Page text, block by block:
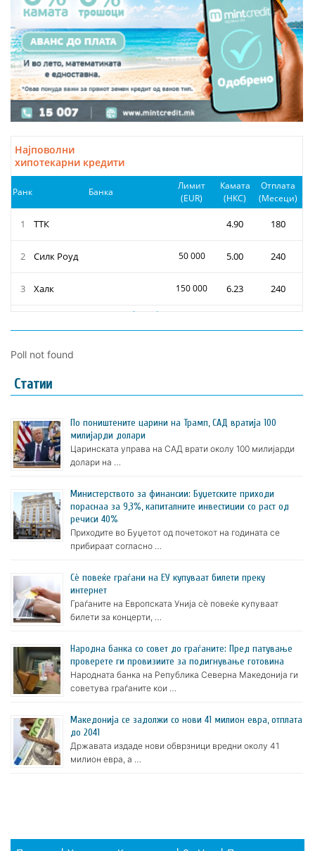
Poll not found
Статии
По поништените царини на Трамп, САД вратија 100
милијарди долари
Царинската управа на САД врати околу 100 милијарди
долари на …
Министерството за финансии: Буџетските приходи
пораснаа за 9,3%, капиталните инвестиции со раст од
речиси 40%
Приходите во Буџетот од почетокот на годината се
прибираат согласно …
Сè повеќе граѓани на ЕУ купуваат билети преку
интернет
Граѓаните на Европската Унија сè повеќе купуваат
билети за концерти, …
Народна банка со совет до граѓаните: Пред патување
проверете ги провизиите за подигнување готовина
Народната банка на Република Северна Македонија ги
советува граѓаните кои …
Македонија се задолжи со нови 41 милион евра, отплата
до 2041
Државата издаде нови обврзници вредни околу 41
милион евра, а …